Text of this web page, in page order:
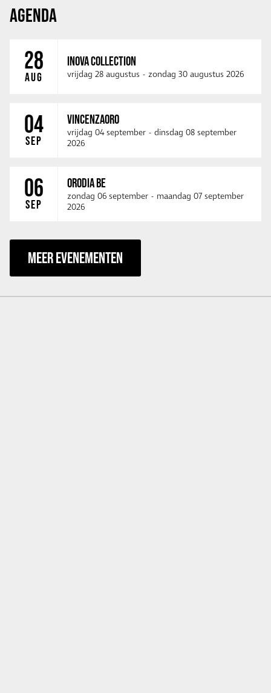
AGENDA
28
AUG
INOVA COLLECTION
vrijdag 28 augustus - zondag 30 augustus 2026
04
SEP
VINCENZAORO
vrijdag 04 september - dinsdag 08 september
2026
06
SEP
ORODIA BE
zondag 06 september - maandag 07 september
2026
MEER EVENEMENTEN